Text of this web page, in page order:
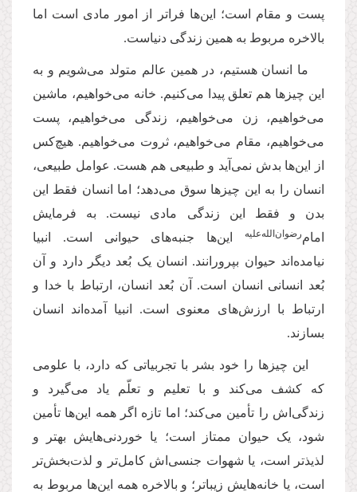
پست و مقام است؛ این‌ها فراتر از امور مادی است اما
بالاخره مربوط به همین زندگی دنیاست.
ما انسان هستیم، در همین عالم متولد می‌شویم و به
این چیزها هم تعلق پیدا می‌کنیم. خانه می‌خواهیم، ماشین
می‌خواهیم، زن می‌خواهیم، زندگی می‌خواهیم، پست
می‌خواهیم، مقام می‌خواهیم، ثروت می‌خواهیم. هیچ‌کس
از این‌ها بدش نمی‌آید و طبیعی هم هست. عوامل طبیعی،
انسان را به این چیزها سوق می‌دهد؛ اما انسان فقط این
بدن و فقط این زندگی مادی نیست. به فرمایش
امام‌رضوان‌الله‌علیه
این‌ها جنبه‌های حیوانی است. انبیا
نیامده‌اند حیوان بپرورانند. انسان یک بُعد دیگر دارد و آن
بُعد انسانی انسان است. آن بُعد انسان، ارتباط با خدا و
ارتباط با ارزش‌های معنوی است. انبیا آمده‌اند انسان
بسازند.
این چیزها را خود بشر با تجربیاتی که دارد، با علومی
که کشف می‌کند و با تعلیم و تعلّم یاد می‌گیرد و
زندگی‌اش را تأمین می‌کند؛ اما تازه اگر همه این‌ها تأمین
شود، یک حیوان ممتاز است؛ یا خوردنی‌هایش بهتر و
لذیذتر است، یا شهوات جنسی‌اش کامل‌تر و لذت‌بخش‌تر
است، یا خانه‌هایش زیباتر؛ و بالاخره همه این‌ها مربوط به